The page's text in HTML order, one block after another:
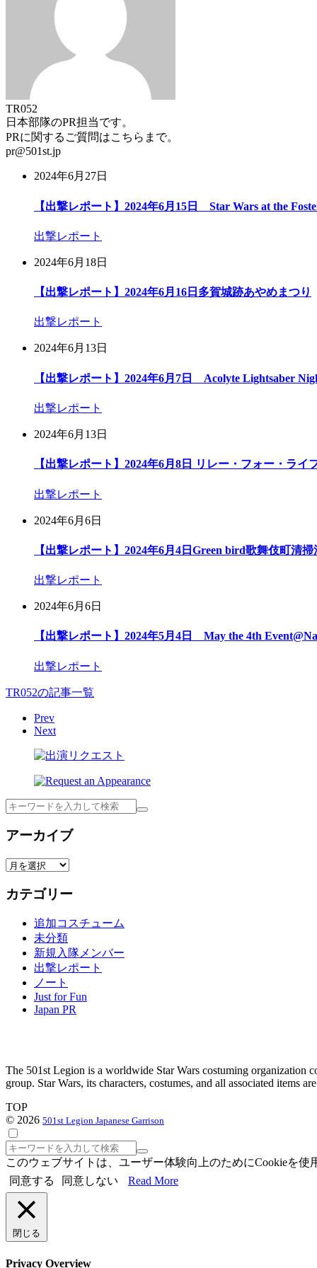
TR052
日本部隊のPR担当です。
PRに関するご質問はこちらまで。
pr@501st.jp
2024年6月27日
【出撃レポート】2024年6月15日 Star Wars at the
出撃レポート
2024年6月18日
【出撃レポート】2024年6月16日多賀城跡あやめまつり
出撃レポート
2024年6月13日
【出撃レポート】2024年6月7日 Acolyte Lightsaber
出撃レポート
2024年6月13日
【出撃レポート】2024年6月8日 リレー・フォー・ラ
出撃レポート
2024年6月6日
【出撃レポート】2024年6月4日Green bird歌舞伎町清掃
出撃レポート
2024年6月6日
【出撃レポート】2024年5月4日 May the 4th
出撃レポート
TR052の記事一覧
Prev
Next
検
アーカイブ
ア
カ
カテゴリー
追加コスチューム
未分類
新規入隊メンバー
出撃レポート
ノート
Just for Fun
Japan PR
The 501st Legion is a worldwide Star Wars costuming organization
group. Star Wars, its characters, costumes, and all associated
TOP
© 2026 501st Legion Japanese Garrison
検
索
このウェブサイトは、ユーザー体験向上のためにCookieを
同意する
同意しない Read More
閉じる
Privacy Overview